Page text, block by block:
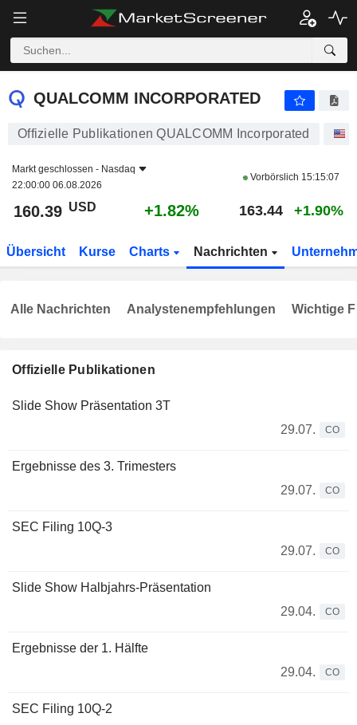
QUALCOMM INCORPORATED
Offizielle Publikationen QUALCOMM Incorporated
Markt geschlossen - Nasdaq
22:00:00 06.08.2026
Vorbörslich 15:15:07
160.39 USD +1.82% 163.44 +1.90%
Übersicht Kurse Charts Nachrichten
Offizielle Publikationen
Slide Show Präsentation 3T
29.07.
CO
Ergebnisse des 3. Trimesters
29.07.
CO
SEC Filing 10Q-3
29.07.
CO
Slide Show Halbjahrs-Präsentation
29.04.
CO
Ergebnisse der 1. Hälfte
29.04.
CO
SEC Filing 10Q-2
Alle Nachrichten Analystenempfehlungen Wichtige